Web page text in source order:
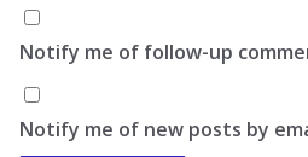
Notify me of follow-up
Notify me of new posts by